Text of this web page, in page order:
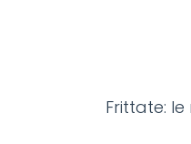
Frittate: